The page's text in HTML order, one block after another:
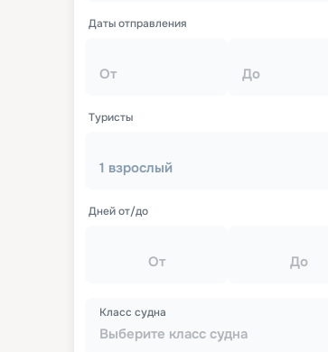
Даты отправления
От До
Туристы
1 взрослый
Дней от/до
От До
Выберите класс судна
Класс судна